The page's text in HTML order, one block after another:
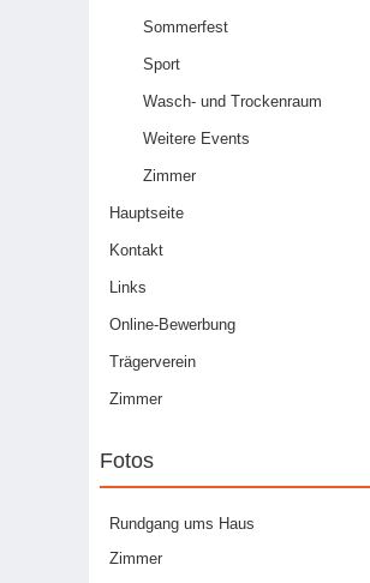
Sommerfest
Sport
Wasch- und Trockenraum
Weitere Events
Zimmer
Hauptseite
Kontakt
Links
Online-Bewerbung
Trägerverein
Zimmer
Fotos
Rundgang ums Haus
Zimmer